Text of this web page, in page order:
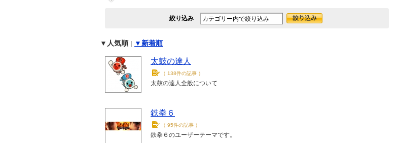
絞り込み
▼人気順 ▼新着順
太鼓の達人
（ 138件の記事 ）
太鼓の達人全般について
鉄拳６
（ 95件の記事 ）
鉄拳６のユーザーテーマです。